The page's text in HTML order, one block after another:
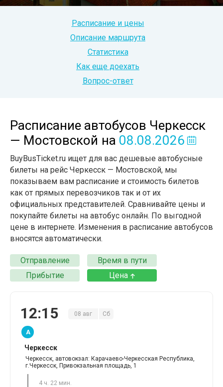
Расписание и цены
Описание маршрута
Статистика
Как еще доехать
Вопрос-ответ
Расписание автобусов Черкесск
— Мостовской на 08.08.2026
BuyBusTicket.ru ищет для вас дешевые автобусные
билеты на рейс Черкесск — Мостовской, мы
показываем вам расписание и стоимость билетов
как от прямых перевозчиков так и от их
официальных представителей. Сравнивайте цены и
покупайте билеты на автобус онлайн. По выгодной
цене в интернете. Изменения в расписание автобусов
вносятся автоматически.
Отправление
Время в пути
Прибытие
Цена
12:15 08 авг Сб
A
Черкесск
Черкесск, автовокзал: Карачаево-Черкесская Республика,
г.Черкесск, Привокзальная площадь, 1
4 ч. 22 мин.